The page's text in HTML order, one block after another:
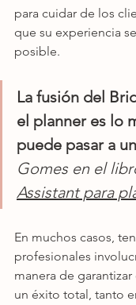
para cuidar de los
que su experiencia
posible.
La fusión del
el planner es lo
puede pasar a
Gomes en el
Assistant para
En muchos casos,
profesionales
manera de
un éxito total, tanto